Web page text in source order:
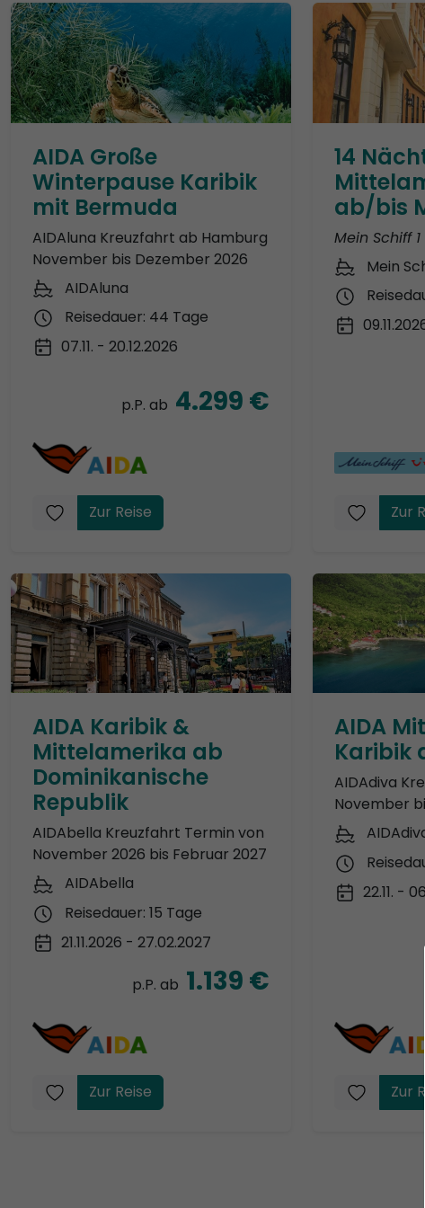
AIDA Große
Winterpause Karibik
mit Bermuda
AIDAluna Kreuzfahrt ab Hamburg
November bis Dezember 2026
AIDAluna
Reisedauer: 44 Tage
07.11. - 20.12.2026
p.P. ab 4.299 €
Zur Reise
14
ab/bis
Mein Schiff 1
Mein
Zur
AIDA Karibik &
Mittelamerika ab
Dominikanische
Republik
AIDAbella Kreuzfahrt Termin von
November 2026 bis Februar 2027
AIDAbella
Reisedauer: 15 Tage
21.11.2026 - 27.02.2027
p.P. ab 1.139 €
Zur Reise
AIDA
Karibik
AIDAdiva
November
22.11. -
Zur